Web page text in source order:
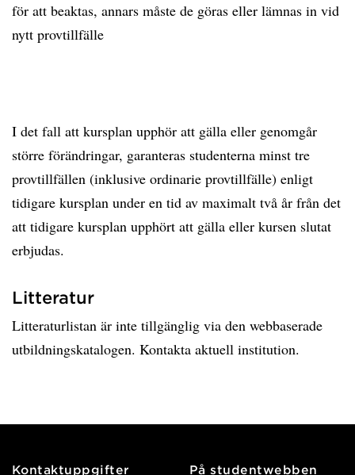
för att beaktas, annars måste de göras eller lämnas in vid
nytt provtillfälle
I det fall att kursplan upphör att gälla eller genomgår
större förändringar, garanteras studenterna minst tre
provtillfällen (inklusive ordinarie provtillfälle) enligt
tidigare kursplan under en tid av maximalt två år från det
att tidigare kursplan upphört att gälla eller kursen slutat
erbjudas.
Litteratur
Litteraturlistan är inte tillgänglig via den webbaserade
utbildningskatalogen. Kontakta aktuell institution.
Kontaktuppgifter På studentwebben